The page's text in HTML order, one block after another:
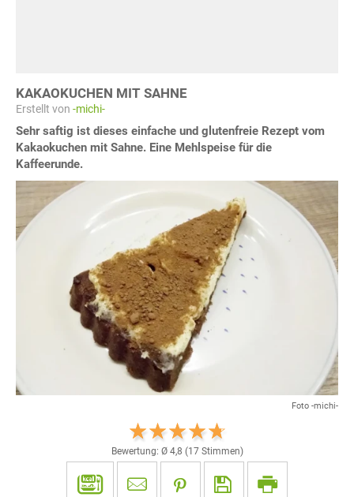
KAKAOKUCHEN MIT SAHNE
Erstellt von -michi-
Sehr saftig ist dieses einfache und glutenfreie Rezept vom
Kakaokuchen mit Sahne. Eine Mehlspeise für die
Kaffeerunde.
Foto -michi-
Bewertung: Ø 4,8 (17Stimmen)